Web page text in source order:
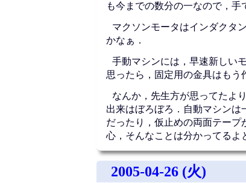
も今までの数分の一なので，手
マクソンモータはインダクタ
かなぁ．
手動マシンには，早速新しい
思ったら，固定用の金具はも
なんか，先生方が思ってたよ
出来はぼろぼろ．自動マシン
だったり，仮止めの両面テー
心，そんなことは分かってる
2005-04-26 (火)